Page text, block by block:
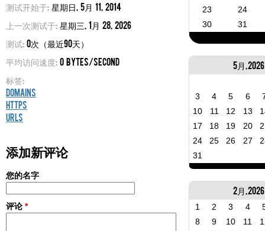
23
24
30
31
5月, 2026
3 4 5 6
10
11 12 13
17
18 19 20
24
25 26 27
31
2月, 2026
1 2 3 4
8
9 10 11
测试开始于: 星期日, 5月 11, 2014
上一次测试于: 星期三, 1月 28, 2026
测试: 0次（最近90天）
平均访问速度: 0 bytes/second
标签:
Domains
HTTPS
URLs
添加新评论
您的名字
评论 *